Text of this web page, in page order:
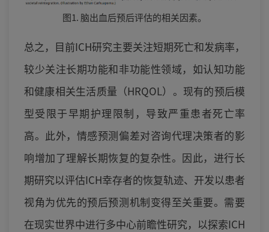
图1. 脑出血后预后评估的相关因素。
总之，目前ICH研究主要关注短期死亡和发病率，
较少关注长期功能和非功能性领域，如认知功能
和健康相关生活质量（HRQOL）。现有的预后模
型受限于早期护理限制，导致严重患者死亡率
高。此外，情感预测偏差对咨询代理决策者的影
响增加了理解长期恢复的复杂性。因此，进行长
期研究以评估ICH幸存者的恢复轨迹、开发以患者
视角为优先的预后预测机制变得至关重要。需要
在现实世界中进行多中心前瞻性研究，以探索ICH